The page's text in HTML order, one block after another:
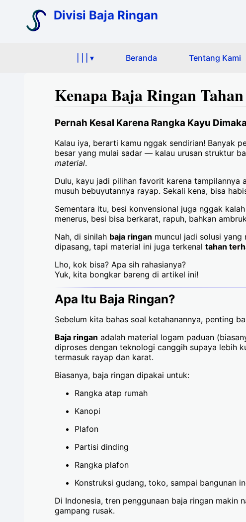
Divisi Baja Ringan
| | | ▾ Beranda Tentang Kami
Kenapa Baja Ringan
Pernah Kesal Karena Rangka Kayu
Kalau iya, berarti kamu nggak sendirian! Banyak
besar yang mulai sadar — kalau urusan struktur
material.
Dulu, kayu jadi pilihan favorit karena tampilannya
musuh bebuyutannya rayap. Sekali kena, bisa
Sementara itu, besi konvensional juga nggak
menerus, besi bisa berkarat, rapuh, bahkan
Nah, di sinilah baja ringan muncul jadi solusi
dipasang, tapi material ini juga terkenaltahan
Lho, kok bisa? Apa sih rahasianya?
Yuk, kita bongkar bareng di artikel ini!
Apa Itu Baja Ringan?
Sebelum kita bahas soal ketahanannya, penting
Baja ringan adalah material logam paduan
diproses dengan teknologi canggih supaya lebih
termasuk rayap dan karat.
Biasanya, baja ringan dipakai untuk:
Rangka atap rumah
Kanopi
Plafon
Partisi dinding
Rangka plafon
Konstruksi gudang, toko, sampai bangunan
Di Indonesia, tren penggunaan baja ringan
gampang rusak.